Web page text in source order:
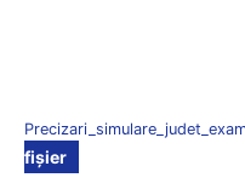
fișier